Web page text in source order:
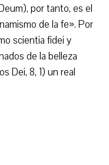
por tanto, es el
de la fe». Por
scientia fidei y
de la belleza
Dei, 8, 1) un real